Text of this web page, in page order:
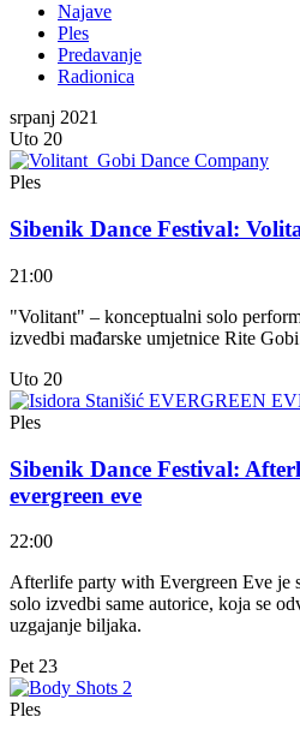
Najave
Ples
Predavanje
Radionica
srpanj 2021
Uto 20
Ples
Sibenik Dance Festival:
21:00
"Volitant" – konceptualni solo
izvedbi mađarske umjetnice Rite
Uto 20
Ples
Sibenik Dance Festival:
evergreen eve
22:00
Afterlife party with Evergreen Eve je
solo izvedbi same autorice, koja se
uzgajanje biljaka.
Pet 23
Ples